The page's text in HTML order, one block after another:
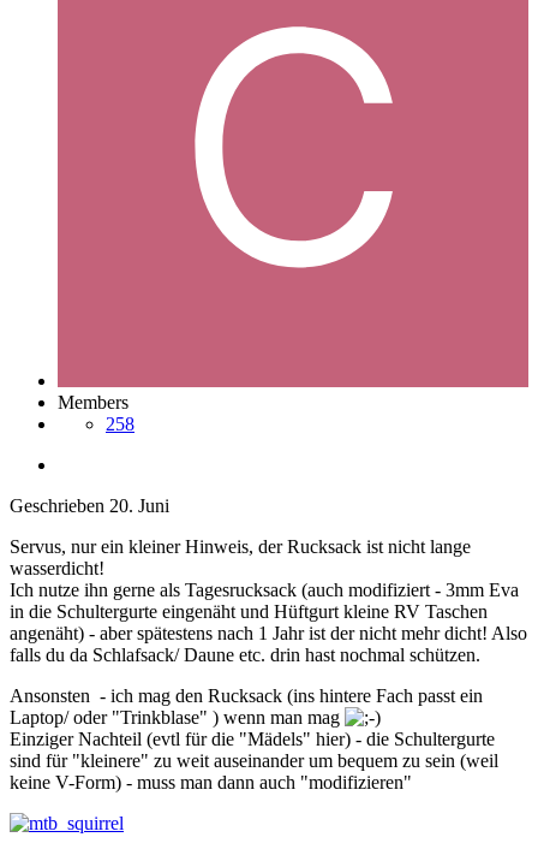
Members
258
Geschrieben 20. Juni
Servus, nur ein kleiner Hinweis, der Rucksack ist nicht lange
wasserdicht!
Ich nutze ihn gerne als Tagesrucksack (auch modifiziert - 3mm Eva
in die Schultergurte eingenäht und Hüftgurt kleine RV Taschen
angenäht) - aber spätestens nach 1 Jahr ist der nicht mehr dicht! Also
falls du da Schlafsack/ Daune etc. drin hast nochmal schützen.
Ansonsten - ich mag den Rucksack (ins hintere Fach passt ein
Laptop/ oder "Trinkblase" ) wenn man mag
Einziger Nachteil (evtl für die "Mädels" hier) - die Schultergurte
sind für "kleinere" zu weit auseinander um bequem zu sein (weil
keine V-Form) - muss man dann auch "modifizieren"